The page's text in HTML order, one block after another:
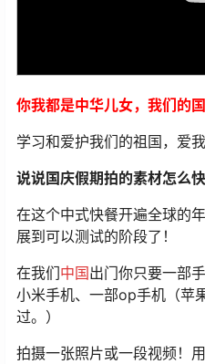
你我都是中华儿女，我们的
学习和爱护我们的祖国，爱我
说说国庆假期拍的素材怎么快
在这个中式快餐开遍全球的
展到可以测试的阶段了！
在我们中国出门你只要一部
小米手机、一部op手机（苹
过。）
拍摄一张照片或一段视频！